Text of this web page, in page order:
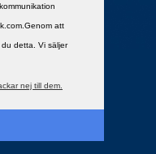
att
detta. Vi säljer
nej till dem.